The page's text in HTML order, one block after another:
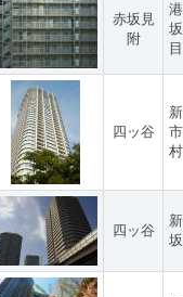
赤坂見
附
目
四ッ谷
四ッ谷